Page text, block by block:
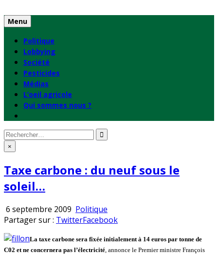
to
content
Menu
Politique
Lobbying
Société
Pesticides
Médias
L’oeil agricole
Qui sommes nous ?
Rechercher
: ×
Taxe carbone : du neuf sous le
soleil…
6 septembre 2009 Publié
en
Politique
Partager sur : TwitterFacebook
La taxe carbone sera fixée initialement à 14 euros par tonne de
C02 et ne concernera pas l’électricité , annonce le Premier ministre François